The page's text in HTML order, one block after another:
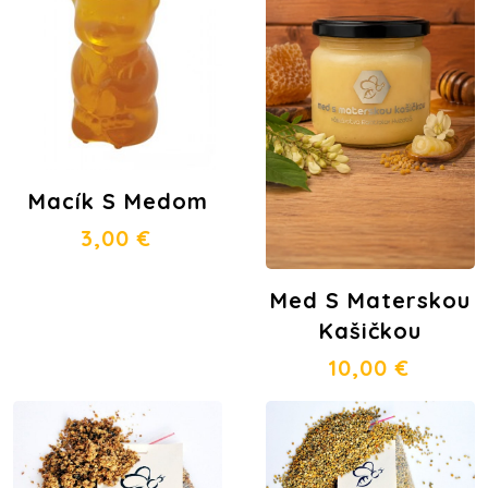
Macík S Medom
3,00€
Med S Materskou
Kašičkou
10,00€